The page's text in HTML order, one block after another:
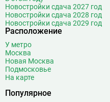
Новостройки сдача 2027 год
Новостройки сдача 2028 год
Новостройки сдача 2029 год
Расположение
У метро
Москва
Новая Москва
Подмосковье
На карте
Популярное